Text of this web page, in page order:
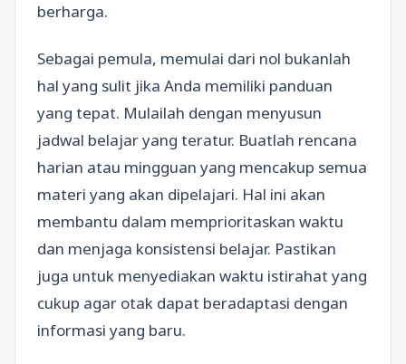
berharga.
Sebagai pemula, memulai dari nol bukanlah
hal yang sulit jika Anda memiliki panduan
yang tepat. Mulailah dengan menyusun
jadwal belajar yang teratur. Buatlah rencana
harian atau mingguan yang mencakup semua
materi yang akan dipelajari. Hal ini akan
membantu dalam memprioritaskan waktu
dan menjaga konsistensi belajar. Pastikan
juga untuk menyediakan waktu istirahat yang
cukup agar otak dapat beradaptasi dengan
informasi yang baru.